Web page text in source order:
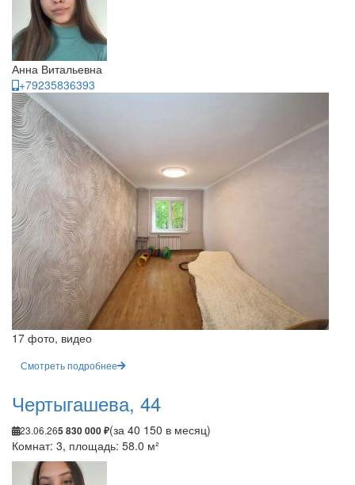
Анна Витальевна
+79235836393
17 фото, видео
Смотреть подробнее
Чертыгашева, 44
23.06.265 830 000 ₽(за 40 150 в месяц)
Комнат: 3, площадь: 58.0 м²